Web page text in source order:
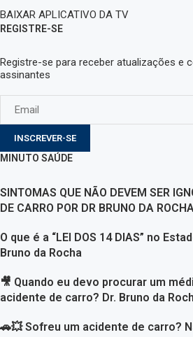
BAIXAR APLICATIVO DA TV
REGISTRE-SE
Registre-se para receber atualizações e
assinantes
INSCREVER-SE
MINUTO SAÚDE
SINTOMAS QUE NÃO DEVEM SER
DE CARRO POR DR BRUNO DA ROCHA
O que é a “LEI DOS 14 DIAS” no
Bruno da Rocha
🎥 Quando eu devo procurar um
acidente de carro? Dr. Bruno da
🚗💥 Sofreu um acidente de carro?